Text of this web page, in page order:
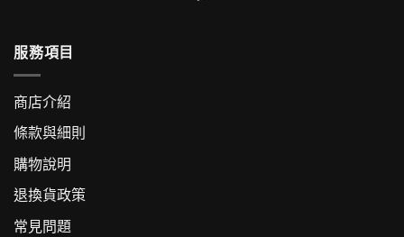
服務項目
商店介紹
條款與細則
購物說明
退換貨政策
常見問題